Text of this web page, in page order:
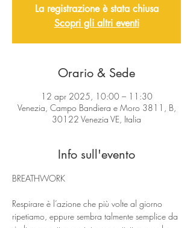
La registrazione è stata chiusa
Scopri gli altri eventi
Orario & Sede
12 apr 2025, 10:00 – 11:30
Venezia, Campo Bandiera e Moro 3811, B,
30122 Venezia VE, Italia
Info sull'evento
BREATHWORK
Respirare è l’azione che più volte al giorno
ripetiamo, eppure sembra talmente semplice da